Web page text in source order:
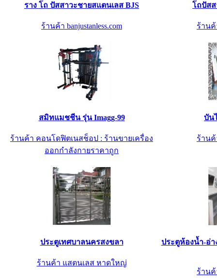
ราง โถ ปัสสาวะชายสแตนเลส BJS
ร้านค้า banjustanless.com
โถปัสส
ร้านค้
สมิทแมชชีน รุ่น Imagg-99
ร้านค้า คอนโดฟิตเนสช็อป : ร้านขายเครื่อง
ออกกำลังกายราคาถูก
บัน
ร้านค้
ประตูเทศบาลนครสงขลา
ร้านค้า แสตนเลส หาดใหญ่
ประตูห้องน้ำ-อ่
ร้านค้